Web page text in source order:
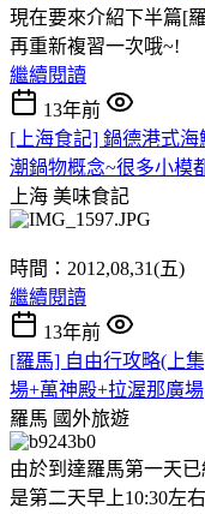
現在要來介紹下半篇[
再重新複習一次哦~!
繼續閱讀
13年前
[上海食記] 鍋德港式
潮鍋物概念~很多小模
上海 美味食記
時間：2012,08,31(五)
繼續閱讀
13年前
[羅馬] 自由行攻略(上
場+萬神殿+拉渥那廣場
羅馬 國外旅遊
由於到達羅馬第一天
是第二天早上10:30左